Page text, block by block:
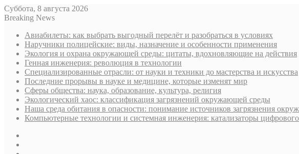
Суббота, 8 августа 2026
Breaking News
Авиабилеты: как выбрать выгодный перелёт и разобраться в условиях
Наручники полицейские: виды, назначение и особенности применения
Экология и охрана окружающей среды: цитаты, вдохновляющие на действия
Генная инженерия: революция в технологии
Специализированные отрасли: от науки и техники до мастерства и искусства
Последние прорывы в науке и медицине, которые изменят мир
Сферы общества: наука, образование, культура, религия
Экологический хаос: классификация загрязнений окружающей среды
Наша среда обитания в опасности: понимание источников загрязнения
Компьютерные технологии и системная инженерия: катализаторы